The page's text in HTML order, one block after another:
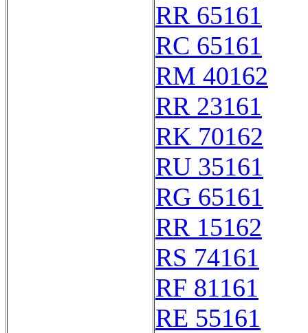
RR 65161
RC 65161
RM 40162
RR 23161
RK 70162
RU 35161
RG 65161
RR 15162
RS 74161
RF 81161
RE 55161